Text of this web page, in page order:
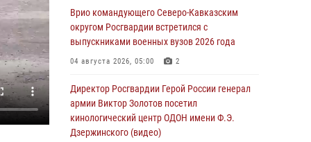
«Росгвардия. Вехи истории»: первая
антитеррористическая операция войск
правопорядка
07 августа 2026, 15:28 1
В Башкортостане при силовой поддержке
спецназа Росгвардии пресечена
противоправная деятельность, связанная с
пропагандой терроризма (видео)
Врио командующего Северо-Кавказским
округом Росгвардии встретился с
выпускниками военных вузов 2026 года
04 августа 2026, 05:00 2
Директор Росгвардии Герой России генерал
армии Виктор Золотов посетил
кинологический центр ОДОН имени Ф.Э.
Дзержинского (видео)